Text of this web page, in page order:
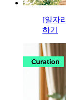
[일자
하기